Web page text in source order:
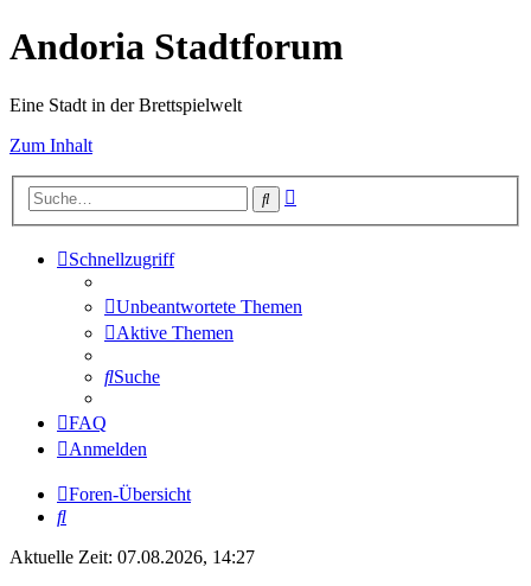
Andoria Stadtforum
Eine Stadt in der Brettspielwelt
Zum Inhalt
Suche
Schnellzugriff
Unbeantwortete Themen
Aktive Themen
Suche
FAQ
Anmelden
Foren-Übersicht
Suche
Aktuelle Zeit: 07.08.2026, 14:27